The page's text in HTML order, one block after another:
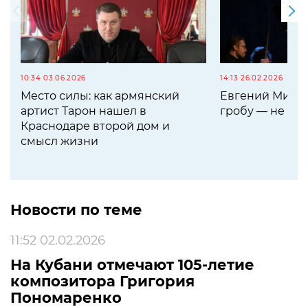
10:34 03.06.2026
Место силы: как армянский
артист Тарон нашел в
Краснодаре второй дом и
смысл жизни
14:13 26.02.2026
Евгений
гробу — не
Новости по теме
11:52 02.02.2026
На Кубани отмечают 105-летие
композитора Григория
Пономаренко